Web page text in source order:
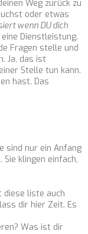
Weg zurück zu
oder etwas
wenn DU dich
Dienstleistung.
Fragen stelle und
Ja, das ist
Stelle tun kann.
hast. Das
sind nur ein Anfang
klingen einfach,
diese liste auch
dir hier Zeit. Es
Was ist dir